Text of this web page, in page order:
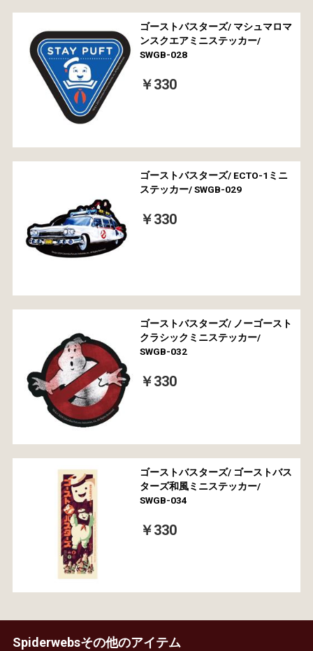
ゴーストバスターズ/ マシュマロマ
ンスクエアミニステッカー/
SWGB-028
￥330
ゴーストバスターズ/ ECTO-1ミニ
ステッカー/ SWGB-029
￥330
ゴーストバスターズ/ ノーゴースト
クラシックミニステッカー/
SWGB-032
￥330
ゴーストバスターズ/ ゴーストバス
ターズ和風ミニステッカー/
SWGB-034
￥330
Spiderwebsその他のアイテム